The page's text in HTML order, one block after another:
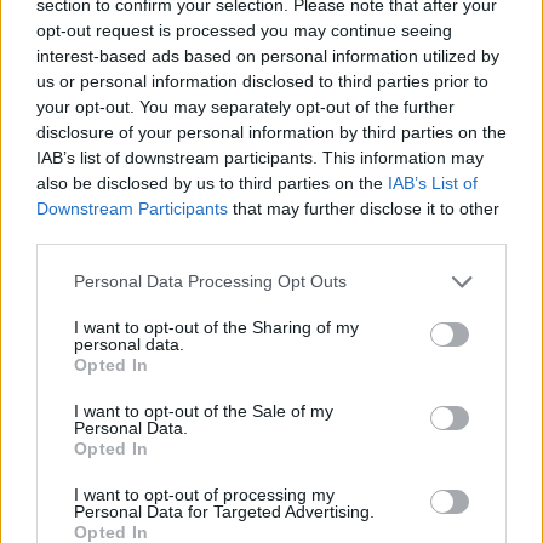
section to confirm your selection. Please note that after your
opt-out request is processed you may continue seeing
interest-based ads based on personal information utilized by
us or personal information disclosed to third parties prior to
your opt-out. You may separately opt-out of the further
disclosure of your personal information by third parties on the
IAB’s list of downstream participants. This information may
also be disclosed by us to third parties on the IAB’s List of
Downstream Participants that may further disclose it to other
Personal Data Processing Opt Outs
I want to opt-out of the Sharing of my
personal data.
Opted In
I want to opt-out of the Sale of my
Personal Data.
Opted In
I want to opt-out of processing my
Personal Data for Targeted Advertising.
Opted In
Bashkimi Sovjetik dhe Shtetet e Bashkuara,
përkatësisht në kërkim të bombave tektonike
dhe të përfshira në një luftë meteorologjike,
sot programet ushtarake kanë në fokus
ndryshimin e klimës dhe prodhimin e dukurive
katastrofike.
Në Rusi, një nëndetëse autonome e gjeneratës
së re me energji bërthamore, Poseidon, është
në një fazë të avancuar zhvillimi. Prodhuesit e
dallgë me një ndikim shumë të madh. Nëse do
të ketë sukses, ai do të jetë fryt i përpjekjeve të
nisura me Lavina, Merkuri dhe Vullkani.
Në fillim të këtij viti, Koreja e Veriut testoi një
dron nënujor, që sipas asaj që u raportua nga
shtypi shtetëror “është i aftë të gjenerojë